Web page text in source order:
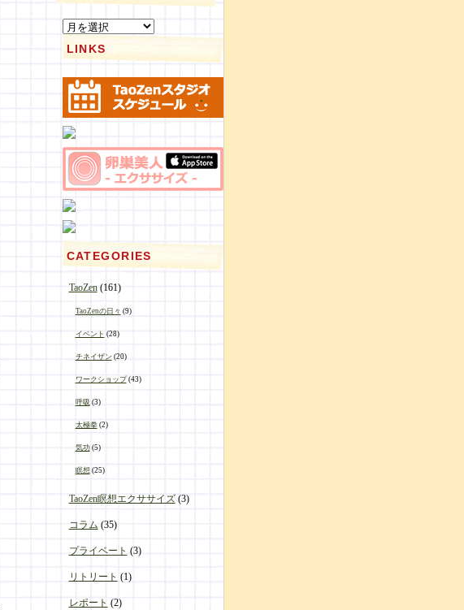
LINKS
CATEGORIES
TaoZen(161)
TaoZenの日々 (9)
イベント (28)
チネイザン (20)
ワークショップ(43)
呼吸 (3)
太極拳(2)
気功(5)
瞑想 (25)
TaoZen瞑想エクササイズ(3)
コラム (35)
プライベート (3)
リトリート (1)
レポート (2)